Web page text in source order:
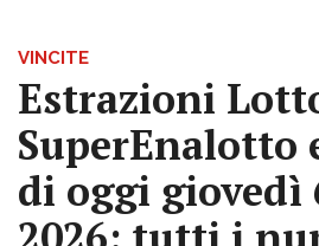
VINCITE
Estrazioni
SuperEnalotto
di oggi giovedì